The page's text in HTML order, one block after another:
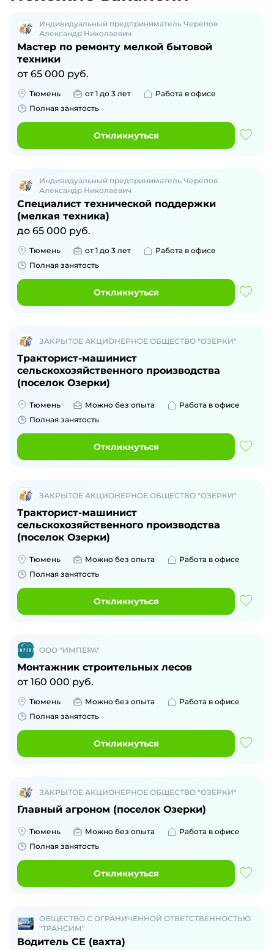
Индивидуальный предприниматель Черепов
Александр Николаевич
Мастер по ремонту мелкой бытовой
техники
от 65 000 руб.
Тюмень от 1 до 3 лет
Работа в офисе
Полная занятость
Откликнуться
Индивидуальный предприниматель Черепов
Александр Николаевич
Специалист технической поддержки
(мелкая техника)
до 65 000 руб.
Тюмень от 1 до 3 лет
Работа в офисе
Полная занятость
Откликнуться
ЗАКРЫТОЕ АКЦИОНЕРНОЕ ОБЩЕСТВО "ОЗЕРКИ"
Тракторист-машинист
сельскохозяйственного производства
(поселок Озерки)
Тюмень Можно без опыта
Работа в офисе
Полная занятость
Откликнуться
ЗАКРЫТОЕ АКЦИОНЕРНОЕ ОБЩЕСТВО "ОЗЕРКИ"
Тракторист-машинист
сельскохозяйственного производства
(поселок Озерки)
Тюмень Можно без опыта
Работа в офисе
Полная занятость
Откликнуться
ООО "ИМПЕРА"
Монтажник строительных лесов
от 160 000 руб.
Тюмень Можно без опыта
Работа в офисе
Полная занятость
Откликнуться
ЗАКРЫТОЕ АКЦИОНЕРНОЕ ОБЩЕСТВО "ОЗЕРКИ"
Главный агроном (поселок Озерки)
Тюмень Можно без опыта
Работа в офисе
Полная занятость
Откликнуться
ОБЩЕСТВО С ОГРАНИЧЕННОЙ ОТВЕТСТВЕННОСТЬЮ
"ТРАНСИМ"
Водитель СЕ (вахта)